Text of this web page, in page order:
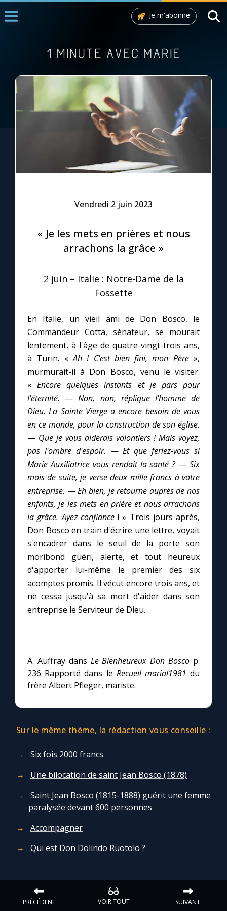
1000 Raisons de Croire
L'actualité de la semaine
La chaîne Youtube
Le compte Tiktok
Le magazine
Questions-réponses
Prier au quotidien
Avec Thérèse de Lisieux
L'Évangile chaque jour
Les premiers samedis du mois
Marie qui défait les nœuds
Me consacrer à Jésus par Marie
Mes intentions de prière
Une Minute avec Marie
Une neuvaine
1000 Raisons de Croire
Chapelet pour le monde
Marie de Nazareth
Je m'abonne
Vendredi 2 juin 2023
« Je les mets en prières et nous
arrachons la grâce »
2 juin – Italie : Notre-Dame de la
Fossette
En Italie, un vieil ami de Don Bosco, le
Commandeur Cotta, sénateur, se mourait
lentement, à l'âge de quatre-vingt-trois ans,
à Turin. «Ah ! C'est bien fini, mon Père»,
murmurait-il à Don Bosco, venu le visiter.
«Encore quelques instants et je pars pour
l'éternité. —Non, non, réplique l'homme de
Dieu. La Sainte Vierge a encore besoin de vous
en ce monde, pour la construction de son église.
— Que je vous aiderais volontiers ! Mais voyez,
pas l'ombre d'espoir. —Et que feriez-vous si
Marie Auxiliatrice vous rendait la santé ?— Six
mois de suite, je verse deux mille francs à votre
entreprise. —Eh bien, je retourne auprès de nos
enfants, je les mets en prière et nous arrachons
la grâce. Ayez confiance ! » Trois jours après,
Don Bosco en train d'écrire une lettre, voyait
s'encadrer dans le seuil de la porte son
moribond guéri, alerte, et tout heureux
d'apporter lui-même le premier des six
acomptes promis. Il vécut encore trois ans, et
ne cessa jusqu'à sa mort d'aider dans son
entreprise le Serviteur de Dieu.
A. Auffray dans Le Bienheureux Don Bosco p.
236 Rapporté dans le Recueil marial1981 du
frère Albert Pfleger, mariste.
Sur le même thème, la rédaction vous conseille :
Six fois 2000 francs
Une bilocation de saint Jean Bosco (1878)
Saint Jean Bosco (1815-1888) guérit une femme
paralysée devant 600 personnes
Accompagner
Qui est Don Dolindo Ruotolo ?
PRÉCÉDENT VOIR TOUT SUIVANT